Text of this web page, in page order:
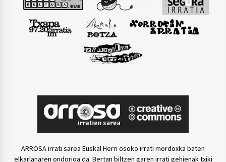
ARROSA irrati sarea Euskal Herri osoko irrati mordoxka baten
elkarlanaren ondorioa da. Bertan biltzen garen irrati gehienak txiki